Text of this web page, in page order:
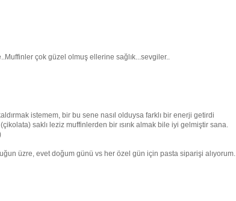
çok güzel olmuş ellerine sağlık...sevgiler..
istemem, bir bu sene nasıl olduysa farklı bir enerji getirdi
saklı leziz muffinlerden bir ısırık almak bile iyi gelmiştir sana.
üzre, evet doğum günü vs her özel gün için pasta siparişi alıyorum.